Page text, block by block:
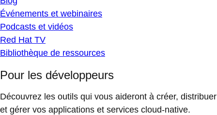
Événements et webinaires
Podcasts et vidéos
Red Hat TV
Bibliothèque de ressources
Pour les développeurs
Découvrez les outils qui vous aideront à créer, distribuer
et gérer vos applications et services cloud-native.